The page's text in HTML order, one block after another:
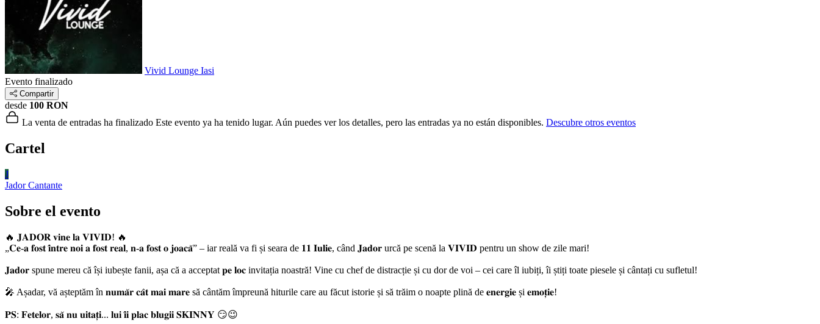
Vivid Lounge Iasi
Evento finalizado
Compartir
desde 100 RON
La venta de entradas ha finalizado Este evento ya ha tenido lugar. Aún puedes ver los detalles, pero las entradas ya no están disponibles. Descubre otros eventos
Cartel
J
Jador Cantante
Sobre el evento
🔥 𝐉𝐀𝐃𝐎𝐑 𝐯𝐢𝐧𝐞 𝐥𝐚 𝐕𝐈𝐕𝐈𝐃! 🔥
„𝐂𝐞-𝐚 𝐟𝐨𝐬𝐭 𝐢̂𝐧𝐭𝐫𝐞 𝐧𝐨𝐢 𝐚 𝐟𝐨𝐬𝐭 𝐫𝐞𝐚𝐥, 𝐧-𝐚 𝐟𝐨𝐬𝐭 𝐨 𝐣𝐨𝐚𝐜𝐚̆” – iar reală va fi și seara de 𝟏𝟏 𝐈𝐮𝐥𝐢𝐞, când 𝐉𝐚𝐝𝐨𝐫 urcă pe scenă la 𝐕𝐈𝐕𝐈𝐃 pentru un show de zile mari!
𝐉𝐚𝐝𝐨𝐫 spune mereu că își iubește fanii, așa că a acceptat 𝐩𝐞 𝐥𝐨𝐜 invitația noastră! Vine cu chef de distracție și cu dor de voi – cei care îl iubiți, îi știți toate piesele și cântați cu sufletul!
🎤 Așadar, vă așteptăm în 𝐧𝐮𝐦𝐚̆𝐫 𝐜𝐚̂𝐭 𝐦𝐚𝐢 𝐦𝐚𝐫𝐞 să cântăm împreună hiturile care au făcut istorie și să trăim o noapte plină de 𝐞𝐧𝐞𝐫𝐠𝐢𝐞 și 𝐞𝐦𝐨𝐭̦𝐢𝐞!
𝐏𝐒: 𝐅𝐞𝐭𝐞𝐥𝐨𝐫, 𝐬𝐚̆ 𝐧𝐮 𝐮𝐢𝐭𝐚𝐭̦𝐢... 𝐥𝐮𝐢 𝐢̂𝐢 𝐩𝐥𝐚𝐜 𝐛𝐥𝐮𝐠𝐢𝐢 𝐒𝐊𝐈𝐍𝐍𝐘 😏😉